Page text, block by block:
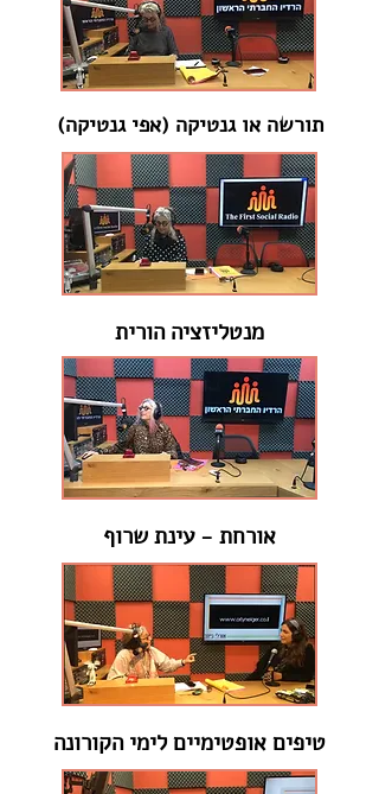
תורשה או גנטיקה (אפי גנטיקה)
מנטליזציה הורית
אורחת - עינת שרוף
טיפים אופטימיים לימי הקורונה